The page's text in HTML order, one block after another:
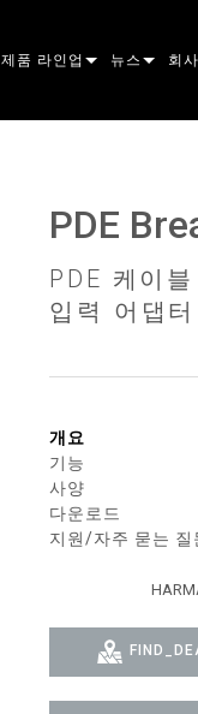
빔 하이브리드
엘립소이달
스트로브 & 블라인더
이미지 프로젝션
CREATIVE DOTS
POWERPORTS
POWERPORTS LEGACY
PDE SYSTEM
소프트웨어 도구
서비스 도구
제품 라인업
ELP
ELP
ERA
MAC ULTRA
MAC
MACULA
P3
VDO
VDO
VDO
뉴스 회
구
PDE
PDE 케이
입력 어댑터
개요
기능
사양
다운로드
지원/자주 묻는 질